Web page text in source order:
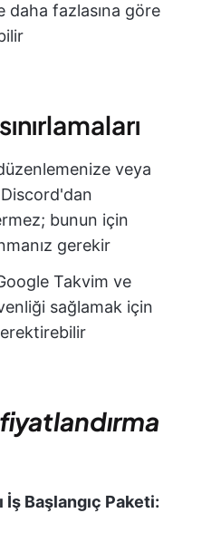
daha fazlasına göre
sınırlamaları
veya
bunun için
gerekir
Takvim ve
sağlamak için
fiyatlandırma
İş Başlangıç Paketi: